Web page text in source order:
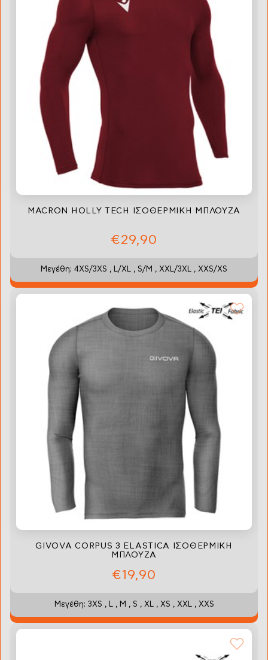
MACRON HOLLY TECH ΙΣΟΘΕΡΜΙΚΗ ΜΠΛΟΥΖΑ
€29,90
Μεγέθη: 4XS/3XS , L/XL , S/M , XXL/3XL , XXS/XS
GIVOVA CORPUS 3 ELASTICA ΙΣΟΘΕΡΜΙΚΗ
ΜΠΛΟΥΖΑ
€19,90
Μεγέθη: 3XS , L , M , S , XL , XS , XXL , XXS